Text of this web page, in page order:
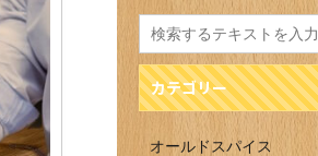
カテゴリー
オールドスパイス